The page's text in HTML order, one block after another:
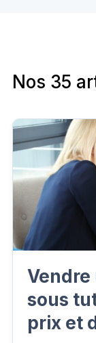
Nos 35
sous
prix et